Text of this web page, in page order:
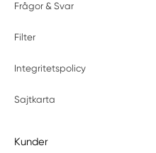
Frågor & Svar
Filter
Integritetspolicy
Sajtkarta
Kunder